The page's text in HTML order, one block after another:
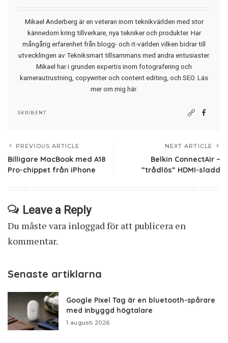
Mikael Anderberg är en veteran inom teknikvärlden med stor
kännedom kring tillverkare, nya tekniker och produkter. Har
mångårig erfarenhet från blogg- och it-världen vilken bidrar till
utvecklingen av Tekniksmart tillsammans med andra entusiaster.
Mikael har i grunden expertis inom fotografering och
kamerautrustning, copywriter och content editing, och SEO. Läs
mer om mig här.
SKRIBENT
PREVIOUS ARTICLE
Billigare MacBook med A18
Pro-chippet från iPhone
NEXT ARTICLE
Belkin ConnectAir –
”trådlös” HDMI-sladd
Leave a Reply
Du måste vara inloggadför att publicera en
kommentar.
Senaste artiklarna
Google Pixel Tag är en bluetooth-spårare
med inbyggd högtalare
1 augusti 2026